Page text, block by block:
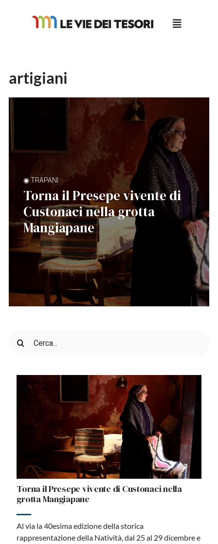
artigiani
◉ TRAPANI
Torna il Presepe vivente di
Custonaci nella grotta
Mangiapane
per:
Torna il Presepe vivente di Custonaci nella
grotta Mangiapane
Al via la 40esima edizione della storica
rappresentazione della Natività, dal 25 al 29 dicembre e